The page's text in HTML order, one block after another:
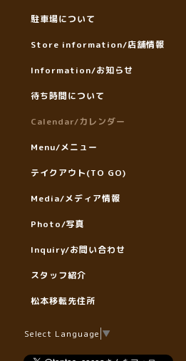
駐車場について
Store information/店舗情報
Information/お知らせ
待ち時間について
Calendar/カレンダー
Menu/メニュー
テイクアウト(TO GO)
Media/メディア情報
Photo/写真
Inquiry/お問い合わせ
スタッフ紹介
松本移転先住所
Select Language ▼